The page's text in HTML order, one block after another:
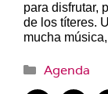
para disfrutar,
de los títeres.
mucha
Categorías
Agenda